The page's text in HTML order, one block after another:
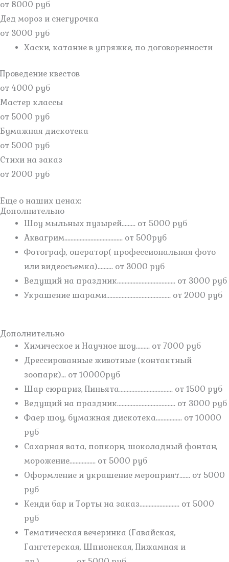
от 8000 руб
Дед мороз и снегурочка
от 3000 руб
Хаски, катание в упряжке, по договоренности
Проведение квестов
от 4000 руб
Мастер классы
от 5000 руб
Бумажная дискотека
от 5000 руб
Стихи на заказ
от 2000 руб
Еще о наших ценах:
Дополнительно
Шоу мыльных пузырей......... от 5000 руб
Аквагрим...................................... от 500руб
Фотограф, оператор( профессиональная фото
или видеосъемка).......... от 3000 руб
Ведущий на праздник...................................... от 3000 руб
Украшение шарами.......................................... от 2000 руб
Дополнительно
Химическое и Научное шоу......... от 7000 руб
Дрессированные животные (контактный
зоопарк)... от 10000руб
Шар сюрприз, Пиньята................................... от 1500 руб
Ведущий на праздник...................................... от 3000 руб
Фаер шоу, бумажная дискотека................. от 10000
руб
Сахарная вата, попкорн, шоколадный фонтан,
морожение................. от 5000 руб
Оформление и украшение мероприят....... от 5000
руб
Кенди бар и Торты на заказ.......................... от 5000
руб
Тематическая вечеринка (Гавайская,
Гангстерская, Шпионская, Пижамная и